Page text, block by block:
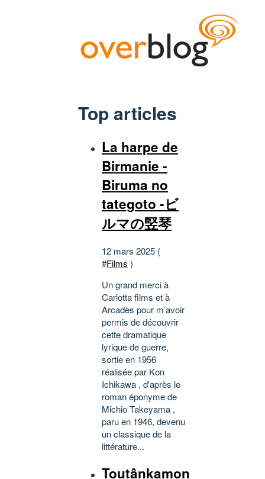
Top articles
La harpe de
Birmanie -
Biruma no
tategoto -ビ
ルマの竪琴
12 mars 2025 (
#Films )
Un grand merci à
Carlotta films et à
Arcadès pour m’avoir
permis de découvrir
cette dramatique
lyrique de guerre,
sortie en 1956
réalisée par Kon
Ichikawa , d'après le
roman éponyme de
Michio Takeyama ,
paru en 1946, devenu
un classique de la
littérature...
Toutânkamon